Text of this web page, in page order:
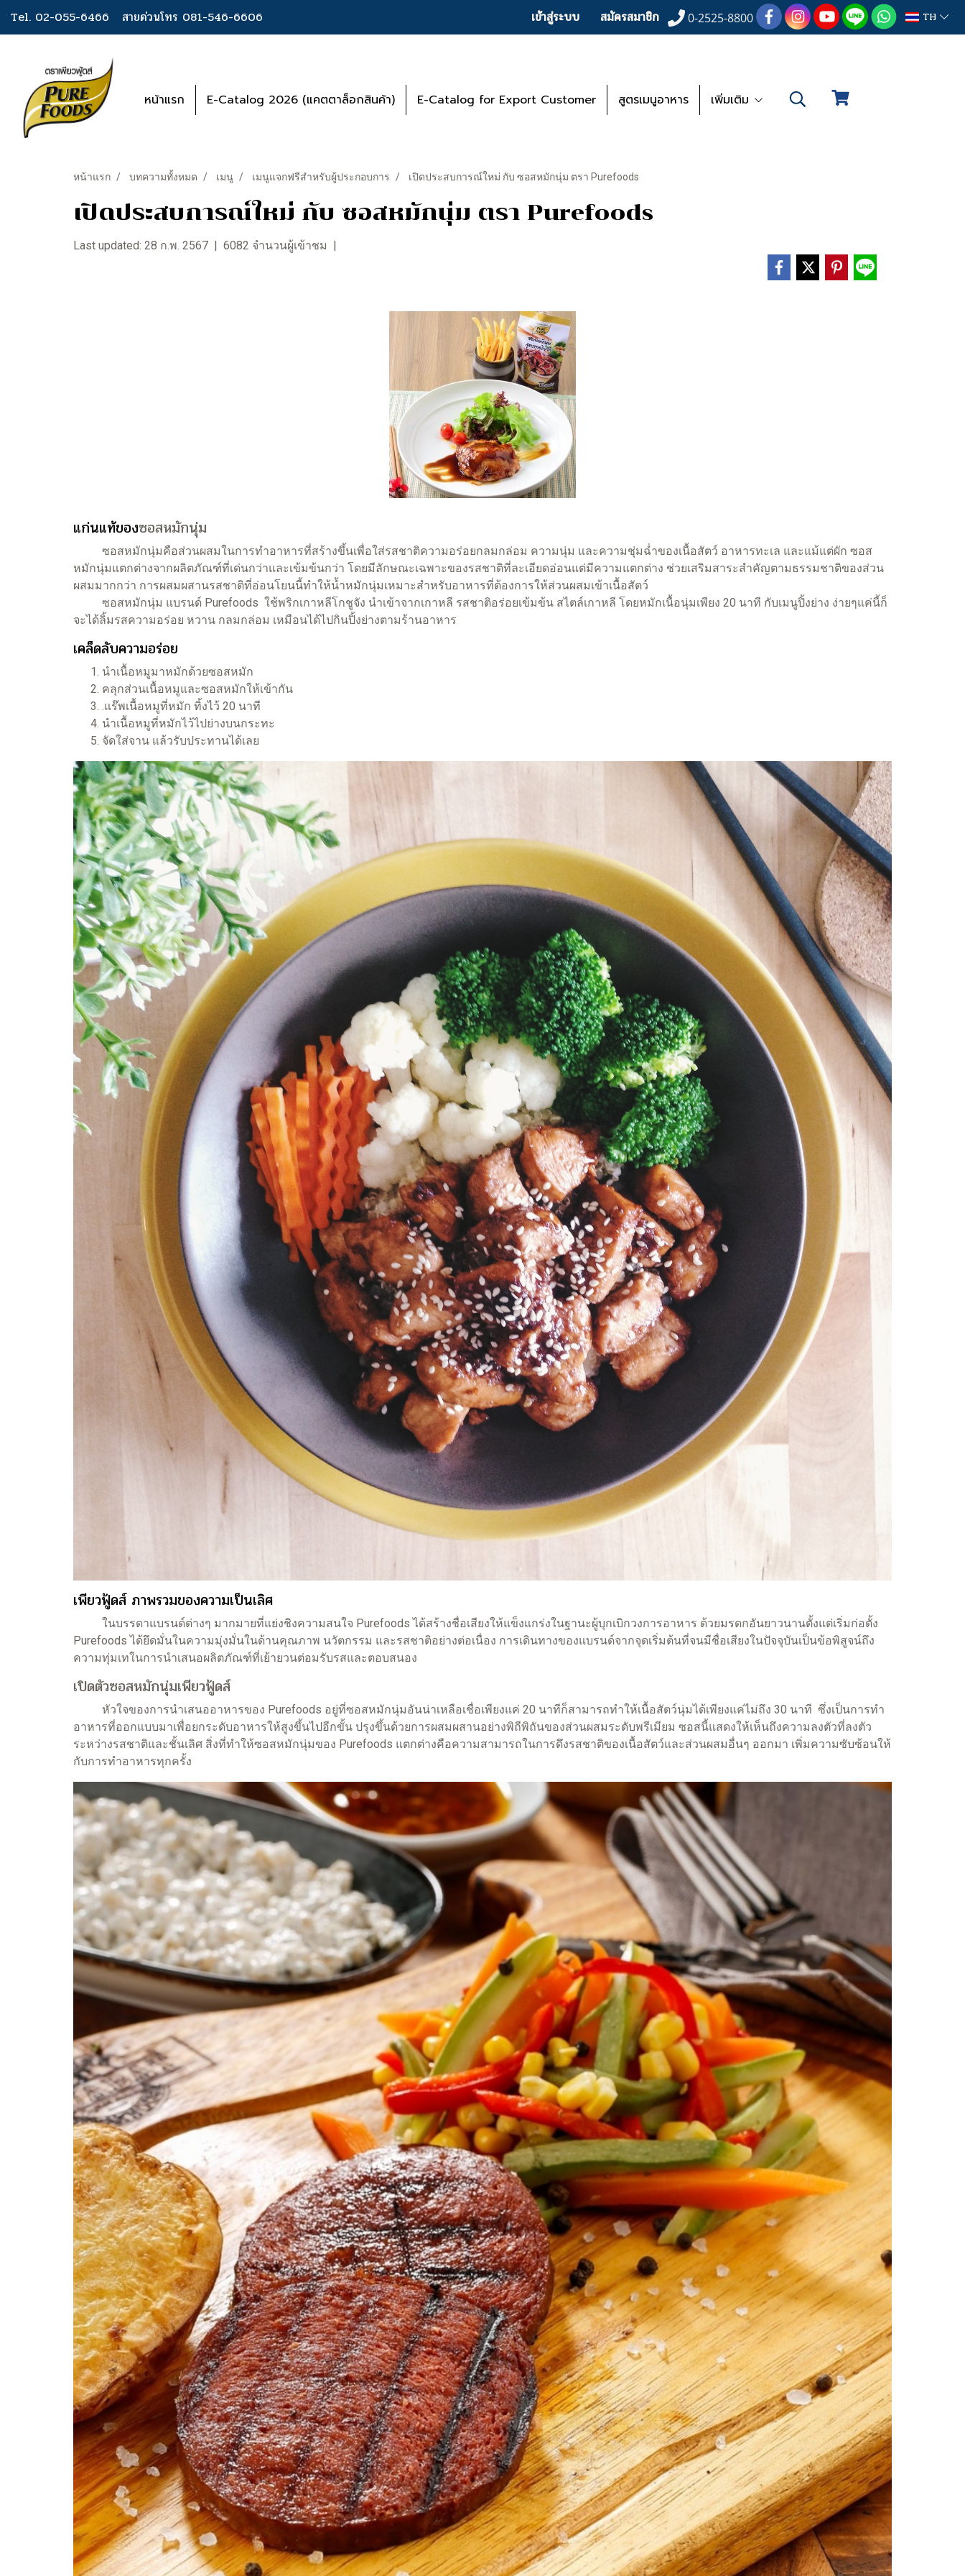
Tel. 02-055-6466 สายด่วนโทร 081-546-6606 เข้าสู่ระบบ สมัครสมาชิก 0-2525-8800 TH
หน้าแรก E-Catalog 2026 (แคตตาล็อกสินค้า) E-Catalog for Export Customer สูตรเมนูอาหาร เพิ่มเติม
หน้าแรก บทความทั้งหมด เมนู เมนูแจกฟรีสำหรับผู้ประกอบการ เปิดประสบการณ์ใหม่ กับ ซอสหมักนุ่ม ตรา Purefoods
เปิดประสบการณ์ใหม่ กับ ซอสหมักนุ่ม ตรา Purefoods
Last updated: 28 ก.พ. 2567 | 6082 จำนวนผู้เข้าชม |
แก่นแท้ของซอสหมักนุ่ม
ซอสหมักนุ่มคือส่วนผสมในการทำอาหารที่สร้างขึ้นเพื่อใส่รสชาติความอร่อยกลมกล่อม ความนุ่ม และความชุ่มฉ่ำของเนื้อสัตว์ อาหารทะเล และแม้แต่ผัก ซอส
หมักนุ่มแตกต่างจากผลิตภัณฑ์ที่เด่นกว่าและเข้มข้นกว่า โดยมีลักษณะเฉพาะของรสชาติที่ละเอียดอ่อนแต่มีความแตกต่าง ช่วยเสริมสาระสำคัญตามธรรมชาติของส่วน
ผสมมากกว่า การผสมผสานรสชาติที่อ่อนโยนนี้ทำให้น้ำหมักนุ่มเหมาะสำหรับอาหารที่ต้องการให้ส่วนผสมเข้าเนื้อสัตว์
ซอสหมักนุ่ม แบรนด์ Purefoods ใช้พริกเกาหลีโกชูจัง นำเข้าจากเกาหลี รสชาติอร่อยเข้มข้น สไตล์เกาหลี โดยหมักเนื้อนุ่มเพียง 20 นาที กับเมนูปิ้งย่าง ง่ายๆแค่นี้ก็
จะได้ลิ้มรสความอร่อย หวาน กลมกล่อม เหมือนได้ไปกินปิ้งย่างตามร้านอาหาร
เคล็ดลับความอร่อย
นำเนื้อหมูมาหมักด้วยซอสหมัก
คลุกส่วนเนื้อหมูและซอสหมักให้เข้ากัน
.แร๊พเนื้อหมูที่หมัก ทิ้งไว้ 20 นาที
นำเนื้อหมูที่หมักไว้ไปย่างบนกระทะ
จัดใส่จาน แล้วรับประทานได้เลย
เพียวฟู้ดส์ ภาพรวมของความเป็นเลิศ
ในบรรดาแบรนด์ต่างๆ มากมายที่แย่งชิงความสนใจ Purefoods ได้สร้างชื่อเสียงให้แข็งแกร่งในฐานะผู้บุกเบิกวงการอาหาร ด้วยมรดกอันยาวนานตั้งแต่เริ่มก่อตั้ง
Purefoods ได้ยึดมั่นในความมุ่งมั่นในด้านคุณภาพ นวัตกรรม และรสชาติอย่างต่อเนื่อง การเดินทางของแบรนด์จากจุดเริ่มต้นที่จนมีชื่อเสียงในปัจจุบันเป็นข้อพิสูจน์ถึง
ความทุ่มเทในการนำเสนอผลิตภัณฑ์ที่เย้ายวนต่อมรับรสและตอบสนอง
เปิดตัวซอสหมักนุ่มเพียวฟู้ดส์
หัวใจของการนำเสนออาหารของ Purefoods อยู่ที่ซอสหมักนุ่มอันน่าเหลือเชื่อเพียงแค่ 20 นาทีก็สามารถทำให้เนื้อสัตว์นุ่มได้เพียงแค่ไม่ถึง 30 นาที ซึ่งเป็นการทำ
อาหารที่ออกแบบมาเพื่อยกระดับอาหารให้สูงขึ้นไปอีกขั้น ปรุงขึ้นด้วยการผสมผสานอย่างพิถีพิถันของส่วนผสมระดับพรีเมียม ซอสนี้แสดงให้เห็นถึงความลงตัวที่ลงตัว
ระหว่างรสชาติและชั้นเลิศ สิ่งที่ทำให้ซอสหมักนุ่มของ Purefoods แตกต่างคือความสามารถในการดึงรสชาติของเนื้อสัตว์และส่วนผสมอื่นๆ ออกมา เพิ่มความซับซ้อนให้
กับการทำอาหารทุกครั้ง